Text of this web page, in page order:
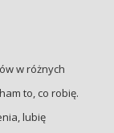
w różnych
to, co robię.
lubię